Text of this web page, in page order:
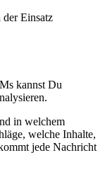
Einsatz
kannst Du
in welchem
welche Inhalte,
jede Nachricht